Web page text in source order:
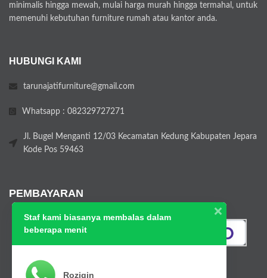
minimalis hingga mewah, mulai harga murah hingga termahal, untuk
memenuhi kebutuhan furniture rumah atau kantor anda.
HUBUNGI KAMI
tarunajatifurniture@gmail.com
Whatsapp : 082329727271
Jl. Bugel Menganti 12/03 Kecamatan Kedung Kabupaten Jepara
Kode Pos 59463
PEMBAYARAN
Staf kami biasanya membalas dalam
beberapa menit
Roziqin